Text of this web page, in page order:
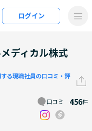
ログイン
ディカル株式
る現職社員の口コミ・評
口コミ 456件